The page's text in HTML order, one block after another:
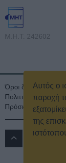
Αυτός ο
παροχή
της
Μ.Η.Τ. 242602
Όροι διαγωνισμού
Πολιτική
Πρόσκληση